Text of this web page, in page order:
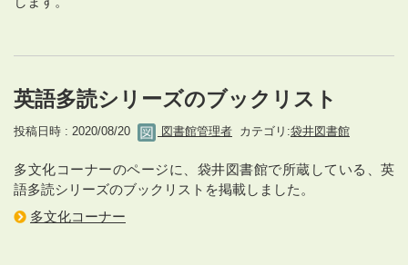
英語多読シリーズのブックリスト
投稿日時 : 2020/08/20 図書館管理者 カテゴリ:袋井図書館
多文化コーナーのページに、袋井図書館で所蔵している、英
語多読シリーズのブックリストを掲載しました。
多文化コーナー